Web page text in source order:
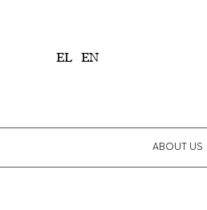
EL EN
ABOUT US